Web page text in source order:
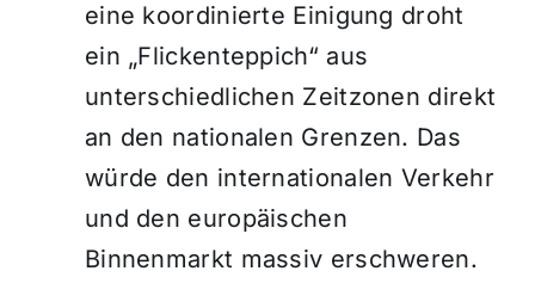
eine koordinierte Einigung droht
ein „Flickenteppich“ aus
unterschiedlichen Zeitzonen direkt
an den nationalen Grenzen. Das
würde den internationalen Verkehr
und den europäischen
Binnenmarkt massiv erschweren.